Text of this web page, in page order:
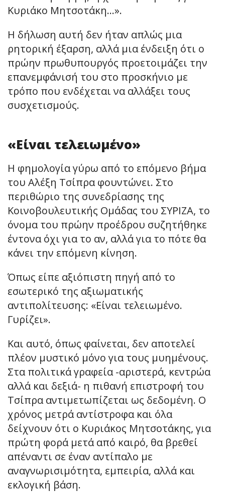
Κυριάκο Μητσοτάκη…».
Η δήλωση αυτή δεν ήταν απλώς μια
ρητορική έξαρση, αλλά μια ένδειξη ότι ο
πρώην πρωθυπουργός προετοιμάζει την
επανεμφάνισή του στο προσκήνιο με
τρόπο που ενδέχεται να αλλάξει τους
συσχετισμούς.
«Είναι τελειωμένο»
Η φημολογία γύρω από το επόμενο βήμα
του Αλέξη Τσίπρα φουντώνει. Στο
περιθώριο της συνεδρίασης της
Κοινοβουλευτικής Ομάδας του ΣΥΡΙΖΑ, το
όνομα του πρώην προέδρου συζητήθηκε
έντονα όχι για το αν, αλλά για το πότε θα
κάνει την επόμενη κίνηση.
Όπως είπε αξιόπιστη πηγή από το
εσωτερικό της αξιωματικής
αντιπολίτευσης: «Είναι τελειωμένο.
Γυρίζει».
Και αυτό, όπως φαίνεται, δεν αποτελεί
πλέον μυστικό μόνο για τους μυημένους.
Στα πολιτικά γραφεία -αριστερά, κεντρώα
αλλά και δεξιά- η πιθανή επιστροφή του
Τσίπρα αντιμετωπίζεται ως δεδομένη. Ο
χρόνος μετρά αντίστροφα και όλα
δείχνουν ότι ο Κυριάκος Μητσοτάκης, για
πρώτη φορά μετά από καιρό, θα βρεθεί
απέναντι σε έναν αντίπαλο με
αναγνωρισιμότητα, εμπειρία, αλλά και
εκλογική βάση.